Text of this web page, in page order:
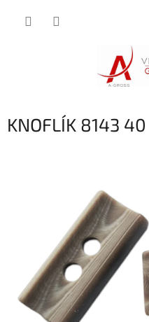
KNOFLÍK 8143